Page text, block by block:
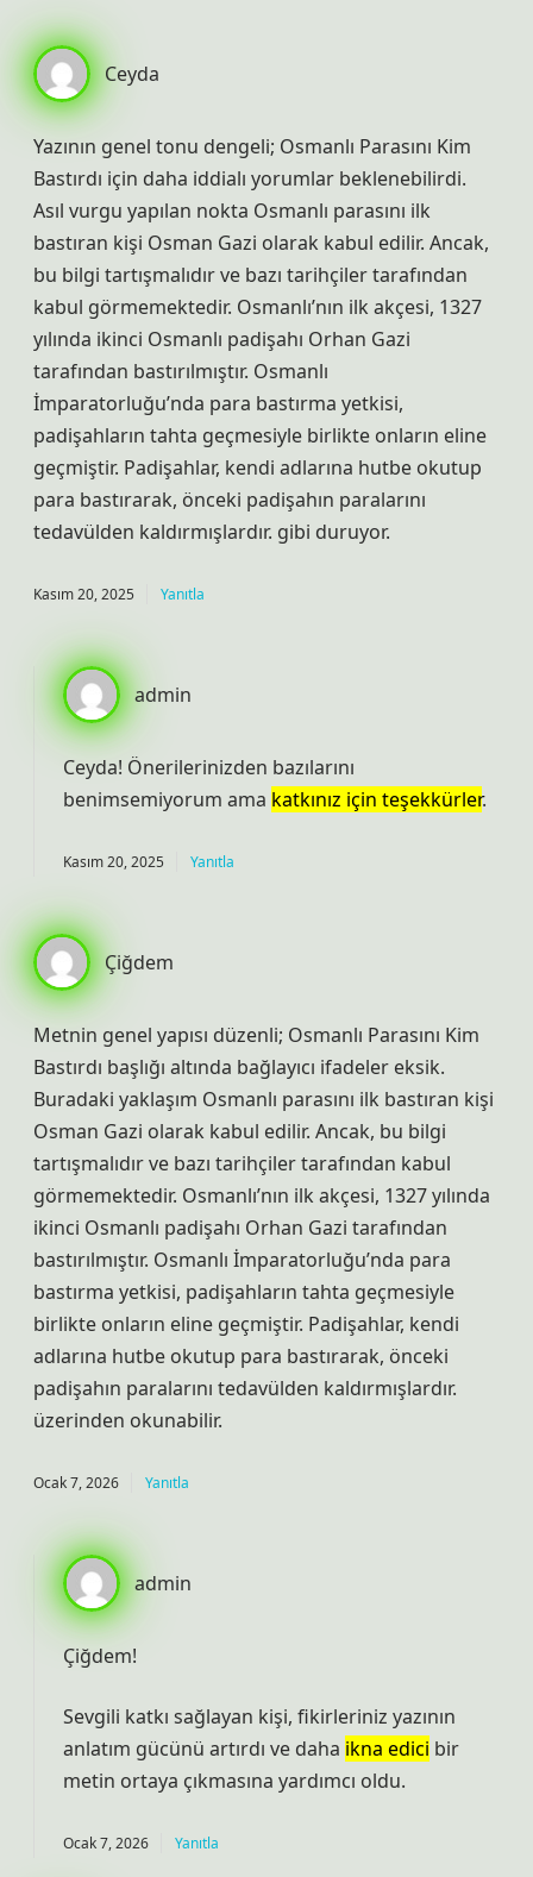
Ceyda
Yazının genel tonu dengeli; Osmanlı Parasını Kim
Bastırdı için daha iddialı yorumlar beklenebilirdi.
Asıl vurgu yapılan nokta Osmanlı parasını ilk
bastıran kişi Osman Gazi olarak kabul edilir. Ancak,
bu bilgi tartışmalıdır ve bazı tarihçiler tarafından
kabul görmemektedir. Osmanlı’nın ilk akçesi, 1327
yılında ikinci Osmanlı padişahı Orhan Gazi
tarafından bastırılmıştır. Osmanlı
İmparatorluğu’nda para bastırma yetkisi,
padişahların tahta geçmesiyle birlikte onların eline
geçmiştir. Padişahlar, kendi adlarına hutbe okutup
para bastırarak, önceki padişahın paralarını
tedavülden kaldırmışlardır. gibi duruyor.
Kasım 20, 2025 Yanıtla
admin
Ceyda! Önerilerinizden bazılarını
benimsemiyorum ama katkınız için teşekkürler.
Kasım 20, 2025 Yanıtla
Çiğdem
Metnin genel yapısı düzenli; Osmanlı Parasını Kim
Bastırdı başlığı altında bağlayıcı ifadeler eksik.
Buradaki yaklaşım Osmanlı parasını ilk bastıran kişi
Osman Gazi olarak kabul edilir. Ancak, bu bilgi
tartışmalıdır ve bazı tarihçiler tarafından kabul
görmemektedir. Osmanlı’nın ilk akçesi, 1327 yılında
ikinci Osmanlı padişahı Orhan Gazi tarafından
bastırılmıştır. Osmanlı İmparatorluğu’nda para
bastırma yetkisi, padişahların tahta geçmesiyle
birlikte onların eline geçmiştir. Padişahlar, kendi
adlarına hutbe okutup para bastırarak, önceki
padişahın paralarını tedavülden kaldırmışlardır.
üzerinden okunabilir.
Ocak 7, 2026 Yanıtla
admin
Çiğdem!
Sevgili katkı sağlayan kişi, fikirleriniz yazının
anlatım gücünü artırdı ve daha ikna edici bir
metin ortaya çıkmasına yardımcı oldu.
Ocak 7, 2026 Yanıtla